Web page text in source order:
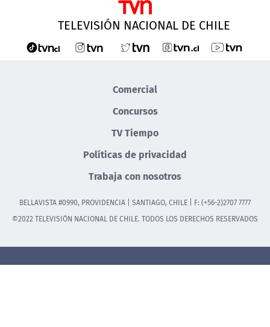
TELEVISIÓN NACIONAL DE CHILE
Comercial
Concursos
TV Tiempo
Políticas de privacidad
Trabaja con nosotros
BELLAVISTA #0990, PROVIDENCIA | SANTIAGO, CHILE | F: (+56-2)2707 7777
©2022 TELEVISIÓN NACIONAL DE CHILE. TODOS LOS DERECHOS RESERVADOS